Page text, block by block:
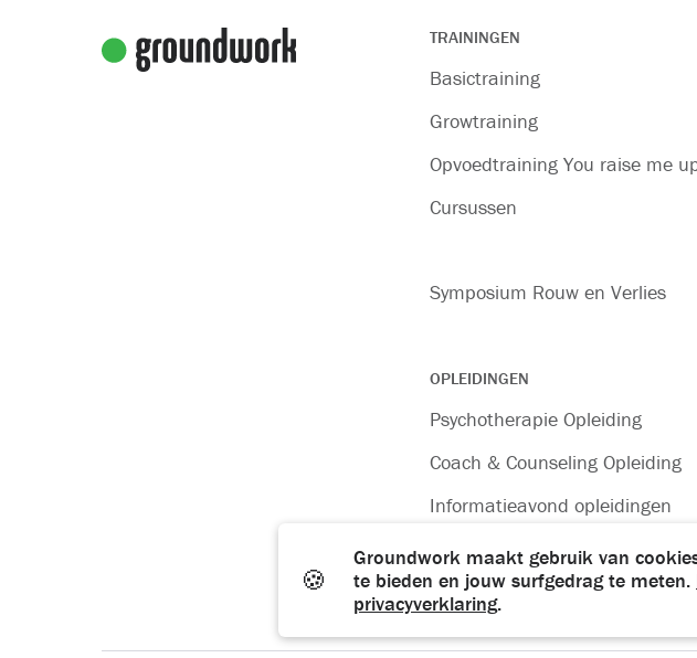
TRAININGEN
Basictraining
Growtraining
Opvoedtraining You raise me
Cursussen
Symposium Rouw en Verlies
OPLEIDINGEN
Psychotherapie Opleiding
Coach & Counseling Opleiding
Informatieavond opleidingen
Bijscholing professionals
🍪
Groundwork maakt gebruik van
te bieden en jouw surfgedrag te meten.
privacyverklaring.